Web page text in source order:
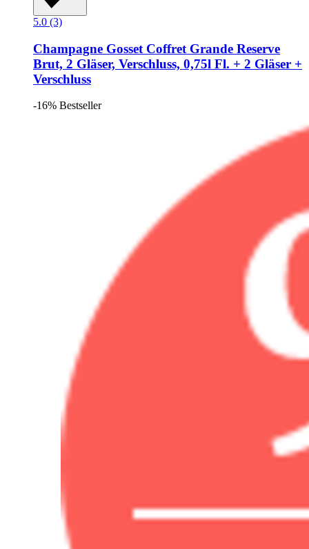
5.0 (3)
Champagne Gosset Coffret Grande Reserve
Brut, 2 Gläser, Verschluss, 0,75l Fl. + 2 Gläser +
Verschluss
-16% Bestseller